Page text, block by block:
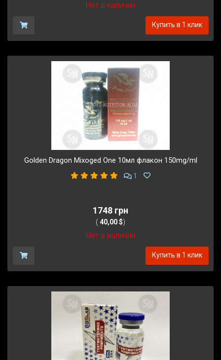
Нет в наличии
Купить в 1 клик
Golden Dragon Mixoged One 10мл флакон 150mg/ml
1
1748 грн
(40,00 $)
Нет в наличии
Купить в 1 клик